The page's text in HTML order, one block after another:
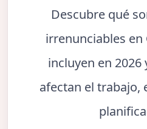
Descubre qué
irrenunciables en
incluyen en 2026
afectan el trabajo,